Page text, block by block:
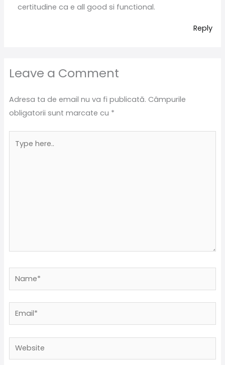
certitudine ca e all good si functional.
Reply
Leave a Comment
Adresa ta de email nu va fi publicată. Câmpurile
obligatorii sunt marcate cu *
here..
Email*
Website